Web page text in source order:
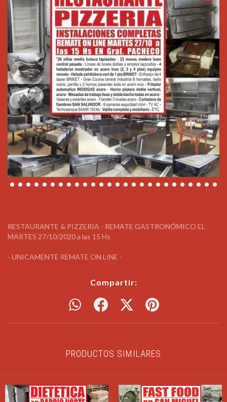
RESTAURANTE & PIZZERIA - REMATE GASTRONÓMICO EL
MARTES 27/10/2020 a las 15 Hs
- UNICAMENTE REMATE ON LINE -
Compartir:
PRODUCTOS SIMILARES